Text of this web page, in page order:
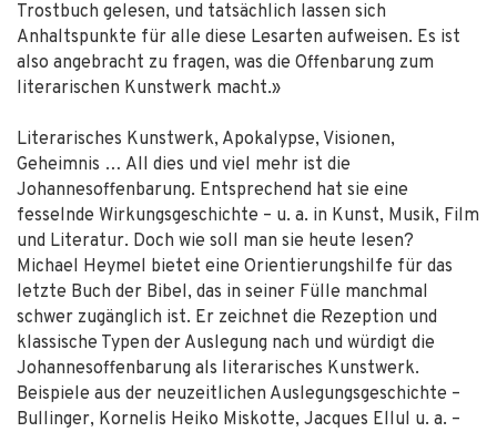
Trostbuch gelesen, und tatsächlich lassen sich
Anhaltspunkte für alle diese Lesarten aufweisen. Es ist
also angebracht zu fragen, was die Offenbarung zum
literarischen Kunstwerk macht.»
Literarisches Kunstwerk, Apokalypse, Visionen,
Geheimnis … All dies und viel mehr ist die
Johannesoffenbarung. Entsprechend hat sie eine
fesselnde Wirkungsgeschichte – u. a. in Kunst, Musik, Film
und Literatur. Doch wie soll man sie heute lesen?
Michael Heymel bietet eine Orientierungshilfe für das
letzte Buch der Bibel, das in seiner Fülle manchmal
schwer zugänglich ist. Er zeichnet die Rezeption und
klassische Typen der Auslegung nach und würdigt die
Johannesoffenbarung als literarisches Kunstwerk.
Beispiele aus der neuzeitlichen Auslegungsgeschichte –
Bullinger, Kornelis Heiko Miskotte, Jacques Ellul u. a. –